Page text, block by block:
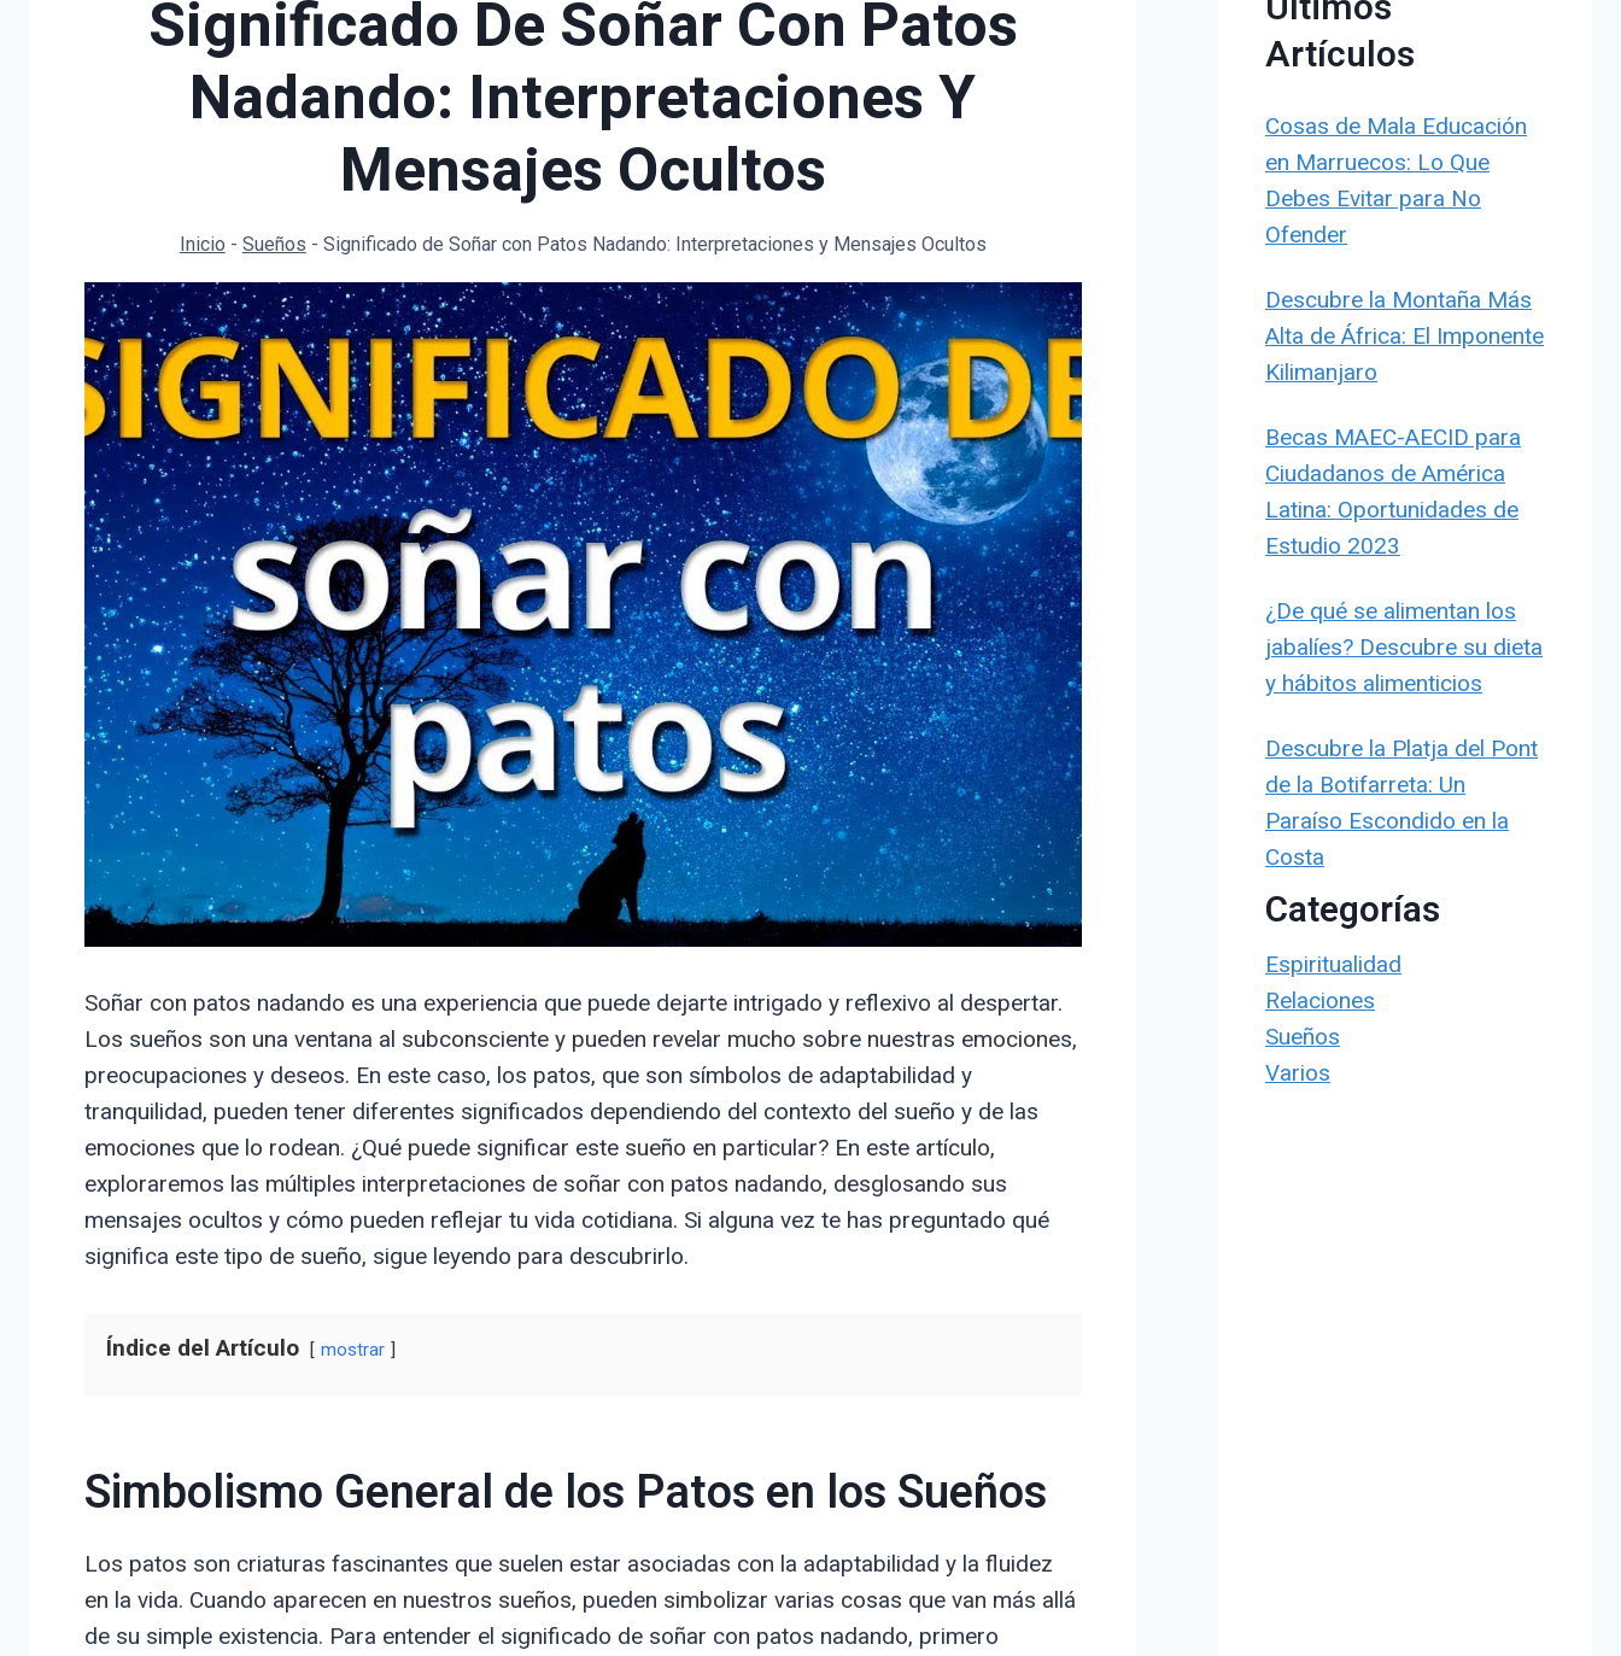
Significado De Soñar Con Patos
Nadando: Interpretaciones Y
Mensajes Ocultos
Inicio - Sueños - Significado de Soñar con Patos Nadando: Interpretaciones y Mensajes Ocultos
Soñar con patos nadando es una experiencia que puede dejarte intrigado y reflexivo al despertar.
Los sueños son una ventana al subconsciente y pueden revelar mucho sobre nuestras emociones,
preocupaciones y deseos. En este caso, los patos, que son símbolos de adaptabilidad y
tranquilidad, pueden tener diferentes significados dependiendo del contexto del sueño y de las
emociones que lo rodean. ¿Qué puede significar este sueño en particular? En este artículo,
exploraremos las múltiples interpretaciones de soñar con patos nadando, desglosando sus
mensajes ocultos y cómo pueden reflejar tu vida cotidiana. Si alguna vez te has preguntado qué
significa este tipo de sueño, sigue leyendo para descubrirlo.
Índice del Artículo mostrar
Simbolismo General de los Patos en los Sueños
Los patos son criaturas fascinantes que suelen estar asociadas con la adaptabilidad y la fluidez
en la vida. Cuando aparecen en nuestros sueños, pueden simbolizar varias cosas que van más allá
de su simple existencia. Para entender el significado de soñar con patos nadando, primero
Artículos
Cosas de Mala Educación
en Marruecos: Lo Que
Debes Evitar para No
Ofender
Descubre la Montaña Más
Alta de África: El Imponente
Kilimanjaro
Becas MAEC-AECID para
Ciudadanos de América
Latina: Oportunidades de
Estudio 2023
¿De qué se alimentan los
jabalíes? Descubre su dieta
y hábitos alimenticios
Descubre la Platja del Pont
de la Botifarreta: Un
Paraíso Escondido en la
Costa
Categorías
Espiritualidad
Relaciones
Sueños
Varios